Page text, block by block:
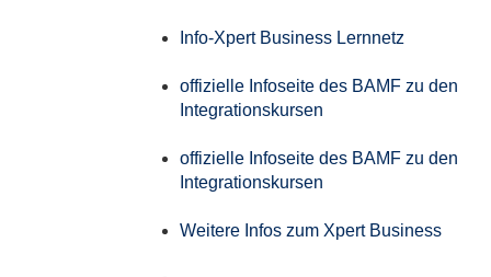
Info-Xpert Business Lernnetz
offizielle Infoseite des BAMF zu den
Integrationskursen
offizielle Infoseite des BAMF zu den
Integrationskursen
Weitere Infos zum Xpert Business